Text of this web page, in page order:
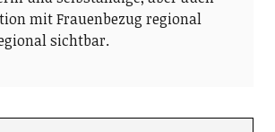
mit Frauenbezug regional
sichtbar.